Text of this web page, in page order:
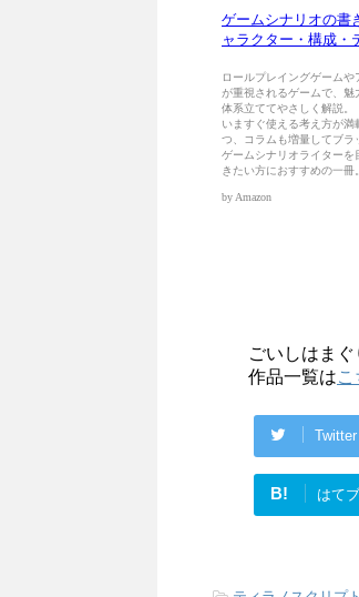
ごいしはま
作品一覧はこ
Twitter
B! はてブ